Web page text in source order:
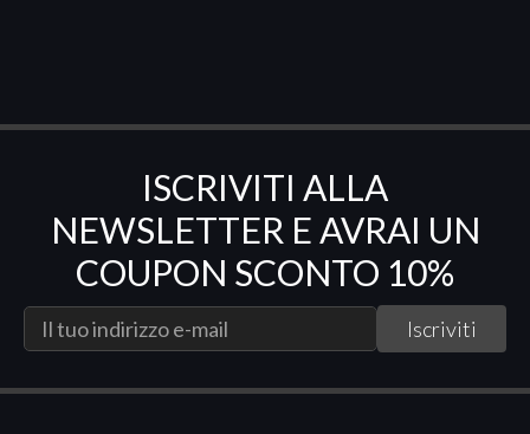
ISCRIVITI ALLA
NEWSLETTER E AVRAI UN
COUPON SCONTO 10%